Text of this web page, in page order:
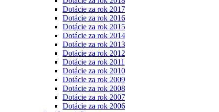
Dotácie za rok 2017
Dotácie za rok 2016
Dotácie za rok 2015
Dotácie za rok 2014
Dotácie za rok 2013
Dotácie za rok 2012
Dotácie za rok 2011
Dotácie za rok 2010
Dotácie za rok 2009
Dotácie za rok 2008
Dotácie za rok 2007
Dotácie za rok 2006